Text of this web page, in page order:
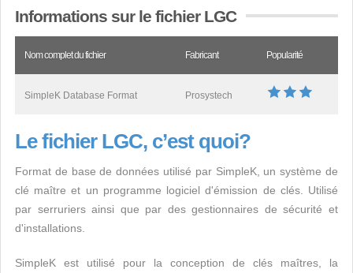
Informations sur le fichier LGC
Nom complet du fichier Fabricant Popularité
SimpleK Database Format Prosystech
Le fichier LGC, c’est quoi?
Format de base de données utilisé par SimpleK, un système de
clé maître et un programme logiciel d'émission de clés. Utilisé
par serruriers ainsi que par des gestionnaires de sécurité et
d'installations.
SimpleK est utilisé pour la conception de clés maîtres, la